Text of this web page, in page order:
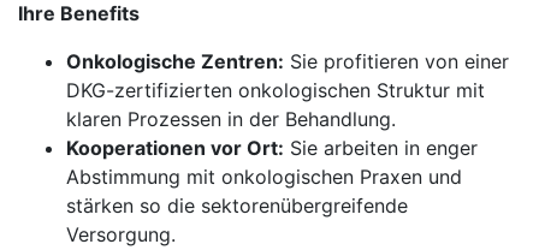
Ihre Benefits
Onkologische Zentren: Sie profitieren von einer
DKG-zertifizierten onkologischen Struktur mit
klaren Prozessen in der Behandlung.
Kooperationen vor Ort: Sie arbeiten in enger
Abstimmung mit onkologischen Praxen und
stärken so die sektorenübergreifende
Versorgung.